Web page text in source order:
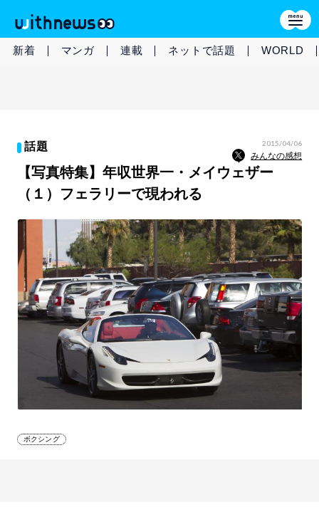
新着 マンガ 連載 ネットで話題 WORLD
話題 2015/04/06
みんなの感想
【写真特集】年収世界一・メイウェザー
（１）フェラリーで現われる
ボクシング